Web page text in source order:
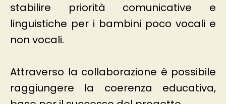
stabilire priorità comunicative e
linguistiche per i bambini poco vocali e
non vocali.
Attraverso la collaborazione è possibile
raggiungere la coerenza educativa,